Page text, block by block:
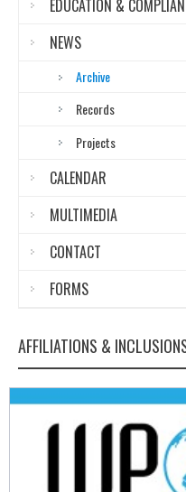
EDUCATION &
NEWS
Archive
Records
Projects
CALENDAR
MULTIMEDIA
CONTACT
FORMS
AFFILIATIONS &